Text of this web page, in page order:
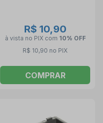
R$ 10,90
à vista no PIX com 10% OFF
R$ 10,90 no PIX
COMPRAR